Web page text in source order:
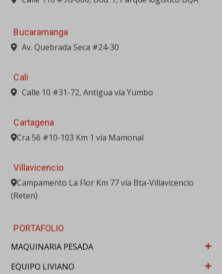
Bucaramanga
Av. Quebrada Seca #24-30
Cali
Calle 10 #31-72, Antigua vía Yumbo
Cartagena
Cra 56 #10-103 Km 1 vía Mamonal
Villavicencio
Campamento La Flor Km 77 vía Bta-Villavicencio
(Reten)
PORTAFOLIO
MAQUINARIA PESADA
EQUIPO LIVIANO